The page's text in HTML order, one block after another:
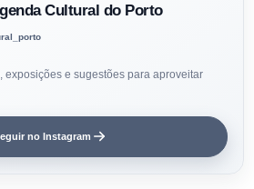
Cultural do Porto
exposições e sugestões para aproveitar
no Instagram